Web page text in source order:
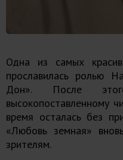
Одна из самых
прославилась ролью
Дон». После
высокопоставленному
время осталась без
«Любовь земная»
зрителям.